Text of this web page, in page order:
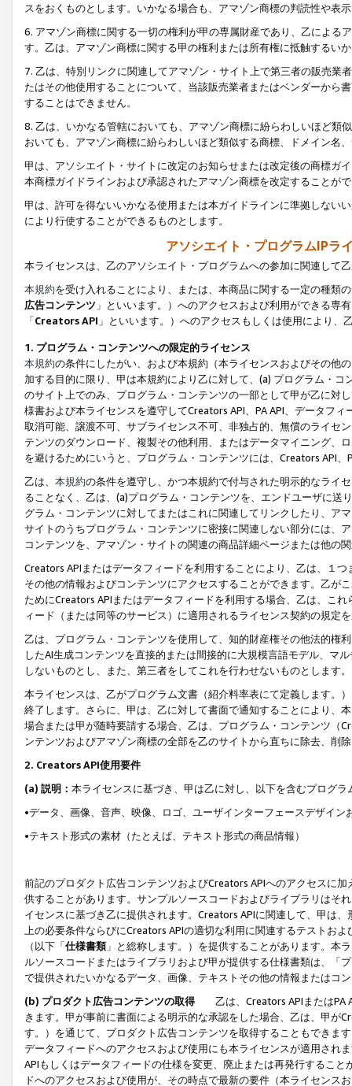
スをおくものとします。いかなる場合も、アマゾン商標の判読性や表
6. アマゾン商標に関する一切の権利が甲の専属財産であり、乙による
す。乙は、アマゾン商標に関する甲の権利または所有権に抵触するい
7. 乙は、特別リンクに関連してアマゾン・サイト上で第三者の販売
たはその他使用することについて、当該販売業者またはベンダーから
することはできません。
8. 乙は、いかなる管轄においても、アマゾン商標に紛らわしいほど類
おいても、アマゾン商標に紛らわしいほど類似する商標、ドメイン名
甲は、アソシエイト・サイトに改定のお知らせまたは改定後の商標ガ
本商標ガイドラインおよび承認されたアマゾン商標を改定することが
甲は、許可を得ないいかなる使用または本ガイドラインに準拠しない
により行使することができるものとします。
アソシエイト・プログラムIPラ
本ライセンスは、乙のアソシエイト・プログラムへの参加に関連して
本規約を受け入れることにより、または、本商品に関する一定の種類
広告コンテンツ 」といいます。）へのアクセスおよび利用ができる専
「Creators API 」といいます。）へのアクセスもしくは使用により
1. プログラム・コンテンツへの限定的ライセンス
本規約の条件にしたがい、および本規約（本ライセンスおよびその他
加する目的に限り、甲は本規約により乙に対して、(a) プログラム・
のサイト上でのみ、プログラム・コンテンツの一部として甲が乙に対
様書および本ライセンスを遵守してCreators API、PA API、データフ
取消可能、譲渡不可、サブライセンス不可、非独占的、無償のライセ
テンツのダウンロード、複製その他利用、またはデータマイニング、
を避けるためにいうと、プログラム・コンテンツには、Creators API
乙は、 本規約の条件を遵守し、かつ本規約で付与された明示的なライ
ることなく、乙は、(a)プログラム・コンテンツを、エンドユーザに
グラム・コンテンツに対してまたはこれに関連してリンクしたり、ア
サイトのうちプログラム・コンテンツに密接に関連しない部分には、
コンテンツを、アマゾン・サイトの関連の商品詳細ページまたは他の
Creators APIまたはデータフィードを利用することにより、乙は、１
その他の情報およびコンテンツにアクセスすることができます。乙が
ためにCreators APIまたはデータフィードを利用する場合、乙は、こ
ィード（または同等のサービス）に適用されるライセンス契約の規定
乙は、プログラム・コンテンツを使用して、知的財産権その他法的権
したAI生成コンテンツを直接的または間接的に大規模言語モデル、マ
しないものとし、また、第三者をしてこれを行わせないものとします。
本ライセンスは、乙がプログラム文書（紹介料率表にて定義します。
終了します。さらに、甲は、乙に対して書面で通知することにより、
場合または甲が随時要請する場合、乙は、プログラム・コンテンツ（
ンテンツおよびアマゾン商標の全部を乙のサイトから直ちに除去、削
2. Creators API使用要件
(a) 説明： 本ライセンスに基づき、甲は乙に対し、以下を含むプログ
•データ、画像、音声、映像、ロゴ、ユーザインターフェースデザイ
•テキスト形式の素材（たとえば、テキスト形式の商品情報）
前記のプロダクト広告コンテンツおよびCreators APIへのアクセスに
供することがあります。サンプルソースコードおよびライブラリはそ
イセンスに基づき乙に提供されます。Creators APIに関連して、甲は
上の必要条件ならびにCreators APIの適切な利用に関連するテストお
（以下「仕様書類」と総称します。）を提供することがあります。本
ルソースコードまたはライブラリおよび甲が提供する仕様書類は、「
で提供されたいかなるデータ、画像、テキストその他の情報またはコ
(b) プロダクト広告コンテンツの取得
乙は、Creators APIまたはPA
きます。甲が事前に書面による明示的な承認をした場合、乙は、甲が
す。）を通じて、プロダクト広告コンテンツを取得することもできま
データフィードへのアクセスおよび使用にも本ライセンスが適用され
APIもしくはデータフィードの仕様を変更、廃止または再発行するこ
ドへのアクセスおよび使用が、その時点で最新の要件（本ライセン